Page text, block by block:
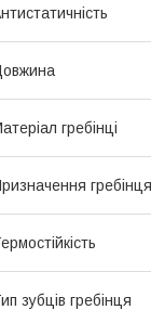
гребінці
гребінця
зубців гребінця